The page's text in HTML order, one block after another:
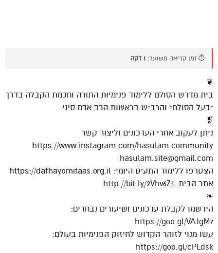
⏱️ זמן קריאה משוער: 1 דקה
❦
בית מדרש הסולם ללימוד פנימיות התורה וחכמת הקבלה בדרך
״בעל הסולם״ והרב״ש בראשות הרב אדם סיני.
❡
ניתן לעקוב אחרי העדכונים וליצור קשר
https://www.instagram.com/hasulam.community
hasulam.site@gmail.com
הצטרפו ללימוד התע״ס היומי: https://dafhayomitaas.org.il
אתר הבית: http://bit.ly/2Vhv6Zt
❧
הירשמו לקבלת עדכונים ושיעורים נבחרים:
https://goo.gl/VAJgMz
עשו מנוי לזוהר הקדוש לחיזוק הפנימיות בעולם:
https://goo.gl/cPLdsk